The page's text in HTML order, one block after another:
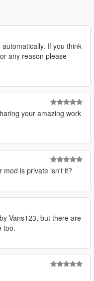
If you think
any reason please
your amazing work
mod is private isn't it?
Vans123, but there are
too.